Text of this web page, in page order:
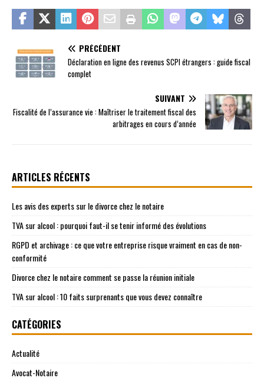
PRÉCÉDENT
Déclaration en ligne des revenus SCPI étrangers : guide fiscal
complet
SUIVANT
Fiscalité de l’assurance vie : Maîtriser le traitement fiscal des
arbitrages en cours d’année
ARTICLES RÉCENTS
Les avis des experts sur le divorce chez le notaire
TVA sur alcool : pourquoi faut-il se tenir informé des évolutions
RGPD et archivage : ce que votre entreprise risque vraiment en cas de non-
conformité
Divorce chez le notaire comment se passe la réunion initiale
TVA sur alcool : 10 faits surprenants que vous devez connaître
CATÉGORIES
Actualité
Avocat-Notaire